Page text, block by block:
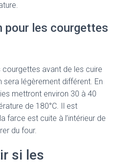
pour les courgettes
avant de les cuire
sera légèrement différent. En
mettront environ 30 à 40
de 180°C. Il est
farce est cuite à l’intérieur de
du four.
si les